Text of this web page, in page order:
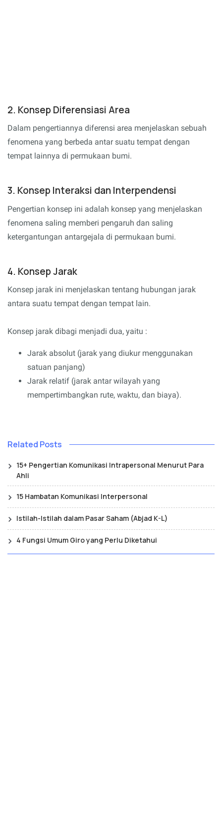
2. Konsep Diferensiasi Area
Dalam pengertiannya diferensi area menjelaskan sebuah
fenomena yang berbeda antar suatu tempat dengan
tempat lainnya di permukaan bumi.
3. Konsep Interaksi dan Interpendensi
Pengertian konsep ini adalah konsep yang menjelaskan
fenomena saling memberi pengaruh dan saling
ketergantungan antargejala di permukaan bumi.
4. Konsep Jarak
Konsep jarak ini menjelaskan tentang hubungan jarak
antara suatu tempat dengan tempat lain.
Konsep jarak dibagi menjadi dua, yaitu :
Jarak absolut (jarak yang diukur menggunakan
satuan panjang)
Jarak relatif (jarak antar wilayah yang
mempertimbangkan rute, waktu, dan biaya).
Related Posts
15+ Pengertian Komunikasi Intrapersonal Menurut Para
Ahli
15 Hambatan Komunikasi Interpersonal
Istilah-Istilah dalam Pasar Saham (Abjad K-L)
4 Fungsi Umum Giro yang Perlu Diketahui